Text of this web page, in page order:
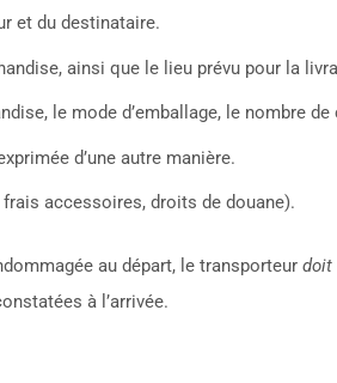
et du destinataire.
ainsi que le lieu prévu pour la
le mode d’emballage, le nombre
d’une autre manière.
accessoires, droits de douane).
au départ, le transporteur doit
à l’arrivée.